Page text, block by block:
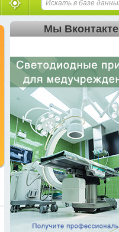
Мы Вконтакте